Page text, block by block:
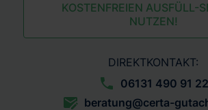
KOSTENFREIEN AUSFÜLL-
NUTZEN!
DIREKTKONTAKT:
06131 490 91 22
beratung@certa-